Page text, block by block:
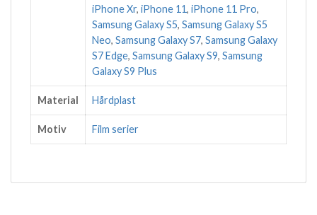
iPhone Xr, iPhone 11, iPhone 11 Pro,
Samsung Galaxy S5, Samsung Galaxy S5
Neo, Samsung Galaxy S7, Samsung Galaxy
S7 Edge, Samsung Galaxy S9, Samsung
Galaxy S9 Plus
Material Hårdplast
Motiv Film serier